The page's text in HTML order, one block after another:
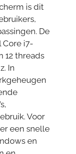
is dit
De
i7-
12 threads
In
Voor
een snelle
en